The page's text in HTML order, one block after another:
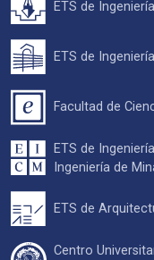
ETS de
ETS de
Facultad de
ETS de
Ingeniería de
ETS de
Centro